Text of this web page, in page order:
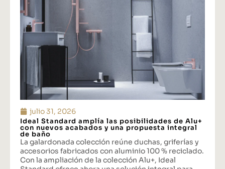
julio 31, 2026
Ideal Standard amplía las posibilidades de Alu+
con nuevos acabados y una propuesta integral
de baño
La galardonada colección reúne duchas, griferías y
accesorios fabricados con aluminio 100 % reciclado.
Con la ampliación de la colección Alu+, Ideal